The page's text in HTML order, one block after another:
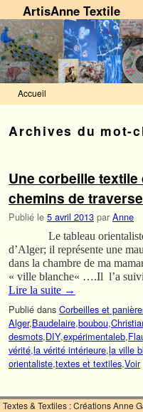
ArtisAnne Textile
Accueil
Archives du mot-
Une corbeille
chemins de
Publié le 5 avril 2013 par Anne
Le tableau orientaliste
d’Alger; il représente une
dans la chambre de ma
« ville blanche« ….Il l’a
Lire la suite →
Publié dans Corbeilles et
Alger,Baudelaire,boubou,
desmots,DIY,expérimentaleb,
vérité,la vérité intérieure,la ville
orientaliste,textes et textiles,Voir
Textes & Textiles : Créations Anne